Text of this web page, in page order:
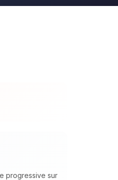
progressive sur